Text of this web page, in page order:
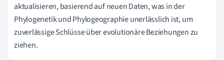
aktualisieren, basierend auf neuen Daten, was in der
Phylogenetik und Phylogeographie unerlässlich ist, um
zuverlässige Schlüsse über evolutionäre Beziehungen zu
ziehen.